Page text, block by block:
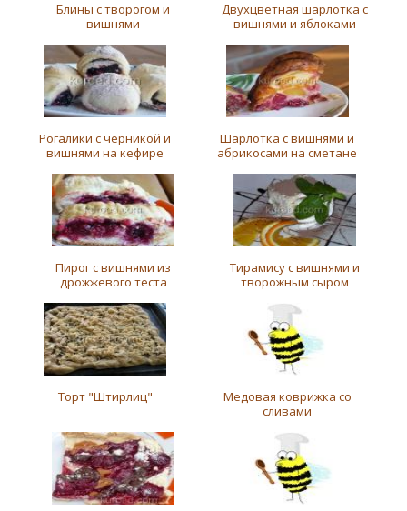
Блины с творогом и
вишнями
Двухцветная шарлотка с
вишнями и яблоками
Рогалики с черникой и
вишнями на кефире
Шарлотка с вишнями и
абрикосами на сметане
Пирог с вишнями из
дрожжевого теста
Тирамису с вишнями и
творожным сыром
Торт "Штирлиц"
Медовая коврижка со
сливами